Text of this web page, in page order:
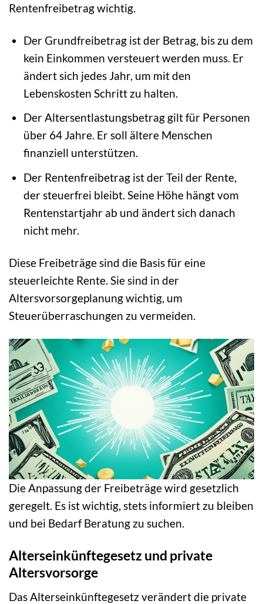
Rentenfreibetrag wichtig.
Der Grundfreibetrag ist der Betrag, bis zu dem
kein Einkommen versteuert werden muss. Er
ändert sich jedes Jahr, um mit den
Lebenskosten Schritt zu halten.
Der Altersentlastungsbetrag gilt für Personen
über 64 Jahre. Er soll ältere Menschen
finanziell unterstützen.
Der Rentenfreibetrag ist der Teil der Rente,
der steuerfrei bleibt. Seine Höhe hängt vom
Rentenstartjahr ab und ändert sich danach
nicht mehr.
Diese Freibeträge sind die Basis für eine
steuerleichte Rente. Sie sind in der
Altersvorsorgeplanung wichtig, um
Steuerüberraschungen zu vermeiden.
Die Anpassung der Freibeträge wird gesetzlich
geregelt. Es ist wichtig, stets informiert zu bleiben
und bei Bedarf Beratung zu suchen.
Alterseinkünftegesetz und private
Altersvorsorge
Das Alterseinkünftegesetz verändert die private